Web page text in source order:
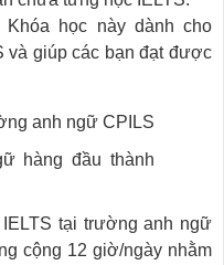
học này dành cho
và giúp các bạn đạt được
hàng đầu thành
tại trường anh ngữ
cộng 12 giờ/ngày nhằm